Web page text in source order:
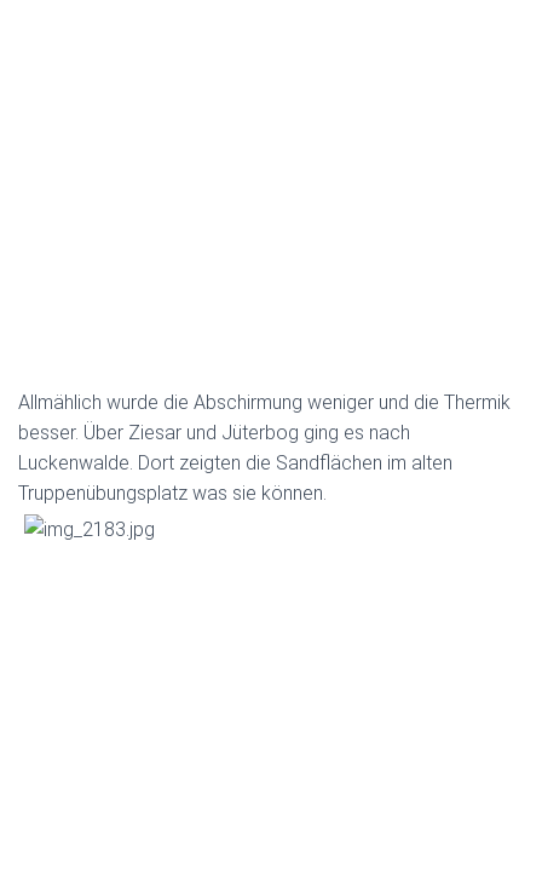
Allmählich wurde die Abschirmung weniger und die Thermik
besser. Über Ziesar und Jüterbog ging es nach
Luckenwalde. Dort zeigten die Sandflächen im alten
Truppenübungsplatz was sie können.